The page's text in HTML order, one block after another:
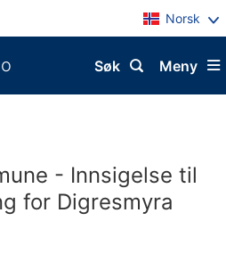
Norsk
Meny
Søk
- Innsigelse til
for Digresmyra